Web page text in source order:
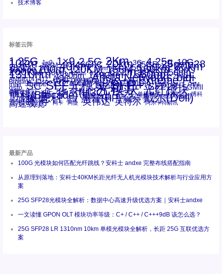
技术博客
标签云阵
1.25G 1x9 1×9 2.5G 2Km 3G 4.25g 10G
10km 15KM 16G 16GFC 20km 25GE 25gsfp28
28.05G 30km 40Km 50m 53.125G 60km 80km
100km 100m 120KM 155M 160km 200G
200KM 300m 400m 550m 622m 800G 850nm
1310nm 1330nm 1490nm 1550nm 2500m
ANBR-1414TZ AOC Arista Arista Networks bidi
Brocade Cisco CSFP光模块 DAC Dell Extreme FC
Intel Juniper LC MPO-LC Netgear NVIDIA OM2 OM3 OM4
qsfp SC SFF光模块 SFP+ SFP28 SGMII
st螺纹接口 xfp 万兆 交换机 光模块 光纤模块
千兆光模块 华三 华三(H3C) 华为 单模单芯 单模双芯 博科
博科(Brocade) 博通 友讯 多模 安华高 安华高(Avago)
工业级 思科 惠普 惠普(HP) 戴尔 戴尔(Dell)
百兆 瞻博 网卡 网捷 英伟达 英特尔 阿尔卡特朗讯
高速线缆
最新产品
100G 光模块如何匹配光纤跳线？安科士 andxe 完整布线搭配指南
从原理到落地：安科士40KM长距光纤无人机光模块技术解析与行业应用方
案
25G SFP28光模块全解析：数据中心高速升级优选方案｜安科士andxe
一文读懂 GPON OLT 模块功率等级：C+ / C++ / C+++9dB 该怎么选？
25G SFP28 LR 1310nm 10km 单模光模块全解析，长距 25G 互联优选方
案